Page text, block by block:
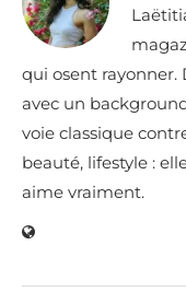
qui osent
avec un
voie classique
beauté, lifestyle :
aime vraiment.